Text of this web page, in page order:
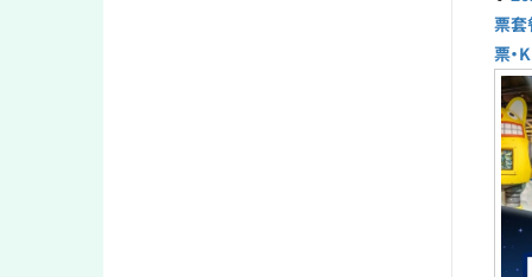
票套
票・